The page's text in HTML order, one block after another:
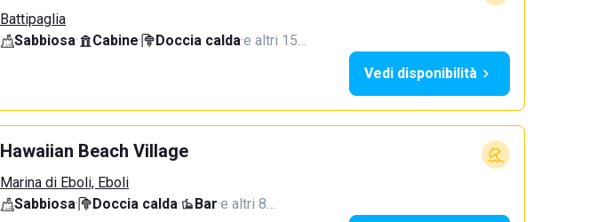
Battipaglia
Sabbiosa· Cabine· Doccia calda·e altri 15…
Vedi disponibilità
Hawaiian Beach Village
Marina di Eboli, Eboli
Sabbiosa· Doccia calda· Bar·e altri 8…